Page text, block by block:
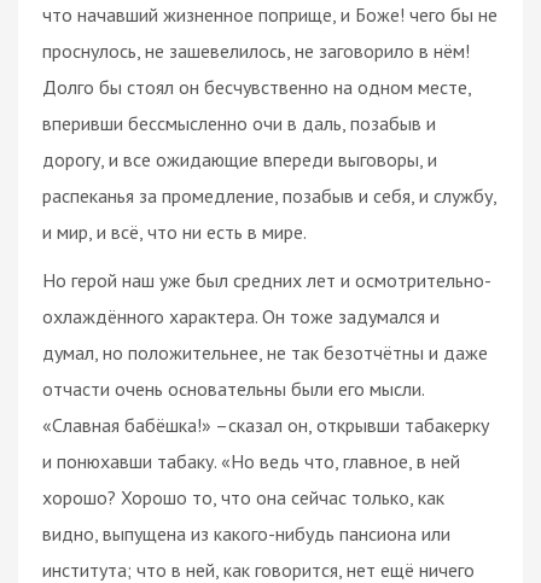
что начавший жизненное поприще, и Боже! чего бы не
проснулось, не зашевелилось, не заговорило в нём!
Долго бы стоял он бесчувственно на одном месте,
вперивши бессмысленно очи в даль, позабыв и
дорогу, и все ожидающие впереди выговоры, и
распеканья за промедление, позабыв и себя, и службу,
и мир, и всё, что ни есть в мире.
Но герой наш уже был средних лет и осмотрительно-
охлаждённого характера. Он тоже задумался и
думал, но положительнее, не так безотчётны и даже
отчасти очень основательны были его мысли.
«Славная бабёшка!» –сказал он, открывши табакерку
и понюхавши табаку. «Но ведь что, главное, в ней
хорошо? Хорошо то, что она сейчас только, как
видно, выпущена из какого-нибудь пансиона или
института; что в ней, как говорится, нет ещё ничего